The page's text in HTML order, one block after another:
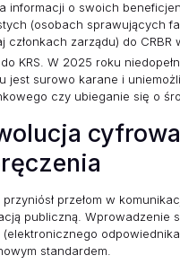
informacji o swoich
(osobach sprawujących
członkach zarządu) do CRBR
KRS. W 2025 roku
jest surowo karane i
czy ubieganie się o
przełom w
publiczną. Wprowadzenie
standardem.